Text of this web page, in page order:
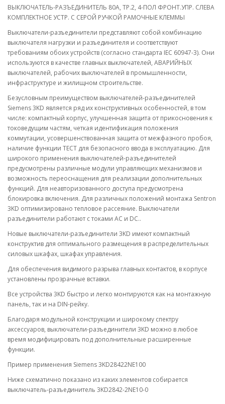
ВЫКЛЮЧАТЕЛЬ-РАЗЪЕДИНИТЕЛЬ 80A, ТР.2, 4-ПОЛ ФРОНТ.УПР. СЛЕВА
КОМПЛЕКТНОЕ УСТР. С СЕРОЙ РУЧКОЙ РАМОЧНЫЕ КЛЕММЫ
Выключатели-разъединители представляют собой комбинацию
выключателя нагрузки и разъединителя и соответствуют
требованиям обоих устройств (согласно стандарта IEC 60947-3). Они
используются в качестве главных выключателей, АВАРИЙНЫХ
выключателей, рабочих выключателей в промышленности,
инфраструктуре и жилищном строительстве.
Безусловным преимуществом выключателей-разъединителей
Siemens 3KD является ряд их конструктивных особенностей, в том
числе: компактный корпус, улучшенная защита от прикосновения к
токоведущим частям, четкая идентификация положения
коммутации, усовершенствованная защита от межфазного пробоя,
наличие функции ТЕСТ для безопасного ввода в эксплуатацию. Для
широкого применения выключателей-разъединителей
предусмотрены различные модули управляющих механизмов и
возможность переоснащения для реализации дополнительных
функций. Для неавторизованного доступа предусмотрена
блокировка включения. Для различных положений монтажа Sentron
3KD оптимизировано тепловое рассеяние. Выключатели
разъединители работают с токами AC и DC..
Новые выключатели-разъединители 3KD имеют компактный
конструктив для оптимального размещения в распределительных
силовых шкафах, шкафах управления.
Для обеспечения видимого разрыва главных контактов, в корпусе
установлены прозрачные вставки.
Все устройства 3KD быстро и легко монтируются как на монтажную
панель, так и на DIN-рейку.
Благодаря модульной конструкции и широкому спектру
аксессуаров, выключатели-разъединители 3KD можно в любое
время модифицировать под дополнительные расширенные
функции.
Пример применения Siemens 3KD28422NE100
Ниже схематично показано из каких элементов собирается
выключатель-разъединитель 3KD2842-2NE10-0